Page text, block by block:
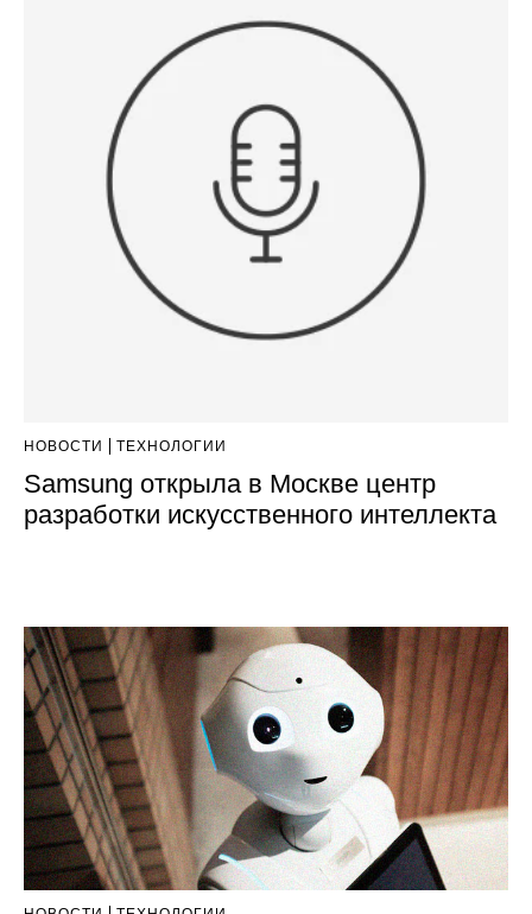
НОВОСТИ ТЕХНОЛОГИИ
Samsung открыла в Москве центр
разработки искусственного интеллекта